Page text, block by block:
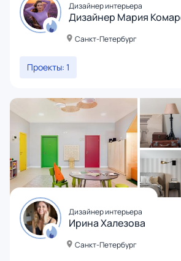
Дизайнер интерьера
Дизайнер Мария
Санкт-Петербург
Проекты: 1
Дизайнер интерьера
Ирина Халезова
Санкт-Петербург